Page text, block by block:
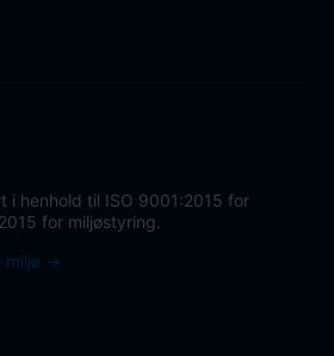
i henhold til ISO 9001:2015 for
for miljøstyring.
miljø →